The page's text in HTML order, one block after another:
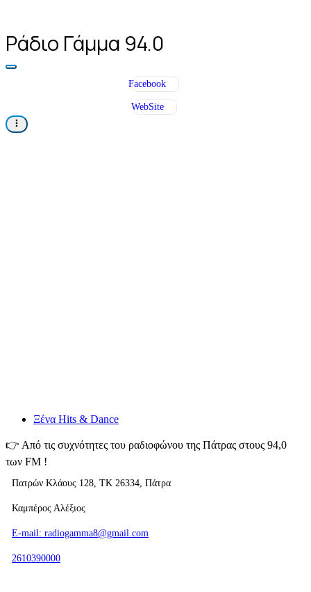
Ράδιο Γάμμα 94.0
Facebook
WebSite
Ξένα Hits & Dance
👉 Από τις συχνότητες του ραδιοφώνου της Πάτρας στους 94,0
των FM !
Πατρών Κλάους 128, TK 26334, Πάτρα
Καμπέρος Αλέξιος
E-mail: radiogamma8@gmail.com
2610390000